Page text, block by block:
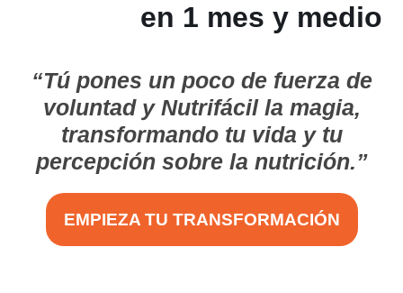
en 1 mes y medio
“Tú pones un poco de fuerza de
voluntad y Nutrifácil la magia,
transformando tu vida y tu
percepción sobre la nutrición.”
EMPIEZA TU TRANSFORMACIÓN